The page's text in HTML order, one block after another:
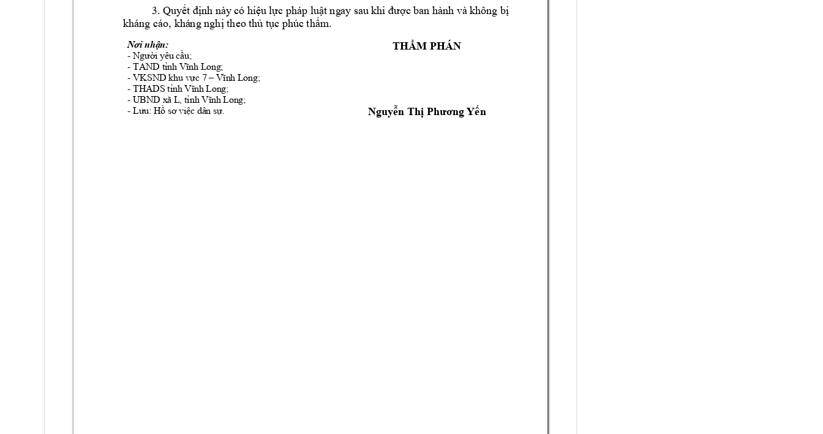
3. Quyết định này có hiệu lực pháp luật ngay sau khi được ban hành và không bị
kháng cáo, kháng nghị theo thủ tục phúc thẩm.
Nơi nhận:
- Người yêu cầu;
- TAND tỉnh Vĩnh Long;
- VKSND khu vực 7 – Vĩnh Long;
- THADS tỉnh Vĩnh Long;
- UBND xã L, tỉnh Vĩnh Long;
- Lưu: Hồ sơ việc dân sự.
THẨM PHÁN
Nguyễn Thị Phương Yến